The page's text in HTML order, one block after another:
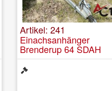
Artikel: 241
Einachsanhänger
Brenderup 64 SDAH
Offener Kasten